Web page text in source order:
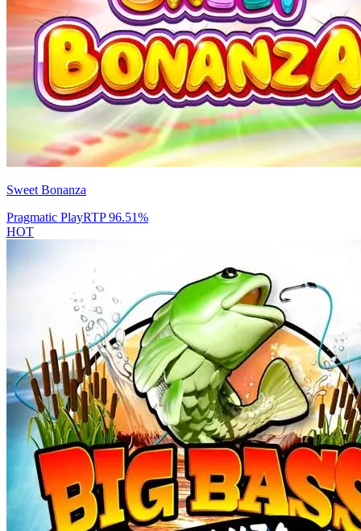
Sweet Bonanza
Pragmatic PlayRTP96.51%
HOT